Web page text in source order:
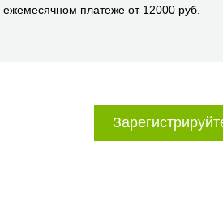
платеже от 12000 руб.